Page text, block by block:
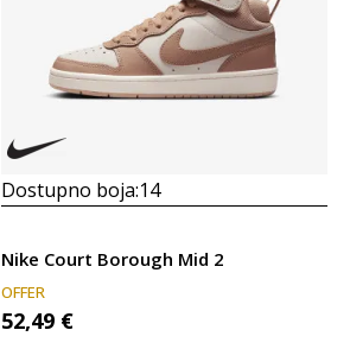
Dostupno boja:14
Nike Court Borough Mid 2
OFFER
52,49 €